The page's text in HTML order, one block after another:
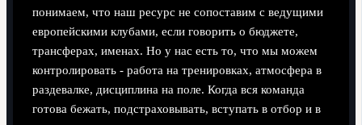
понимаем, что наш ресурс не сопоставим с ведущими
европейскими клубами, если говорить о бюджете,
трансферах, именах. Но у нас есть то, что мы можем
контролировать - работа на тренировках, атмосфера в
раздевалке, дисциплина на поле. Когда вся команда
готова бежать, подстраховывать, вступать в отбор и в